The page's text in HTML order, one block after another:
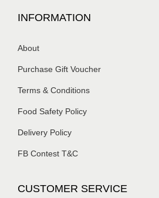
INFORMATION
About
Purchase Gift Voucher
Terms & Conditions
Food Safety Policy
Delivery Policy
FB Contest T&C
CUSTOMER SERVICE